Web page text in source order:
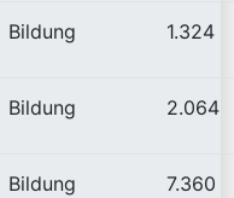
Bildung 1.324
Bildung 2.064
Bildung 7.360